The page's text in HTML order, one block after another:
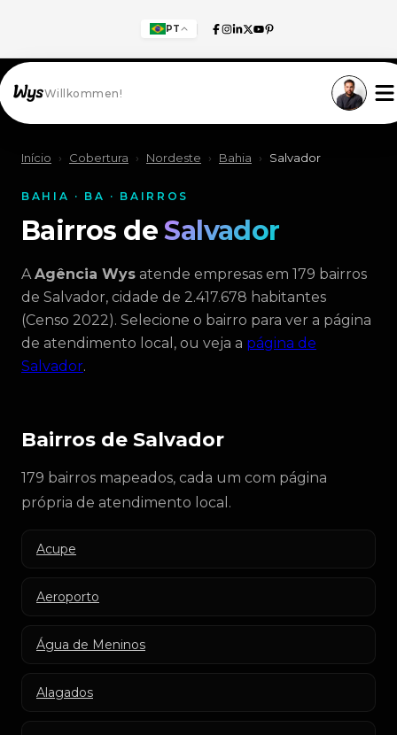
PT
Willkommen!
Início › Cobertura › Nordeste › Bahia › Salvador
BAHIA · BA · BAIRROS
Bairros deSalvador
AAgência Wys atende empresas em 179 bairros
de Salvador, cidade de 2.417.678 habitantes
(Censo 2022). Selecione o bairro para ver a página
de atendimento local, ou veja a página de
Salvador.
Bairros de Salvador
179 bairros mapeados, cada um com página
própria de atendimento local.
Acupe
Aeroporto
Água de Meninos
Alagados